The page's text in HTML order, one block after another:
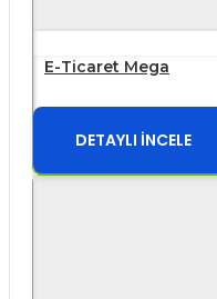
E-Ticaret Mega
DETAYLI İNCELE